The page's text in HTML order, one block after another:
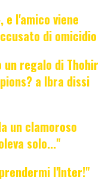
e l'amico viene
di omicidio
regalo di Thohir
a Ibra dissi
un clamoroso
solo..."
l'Inter!"